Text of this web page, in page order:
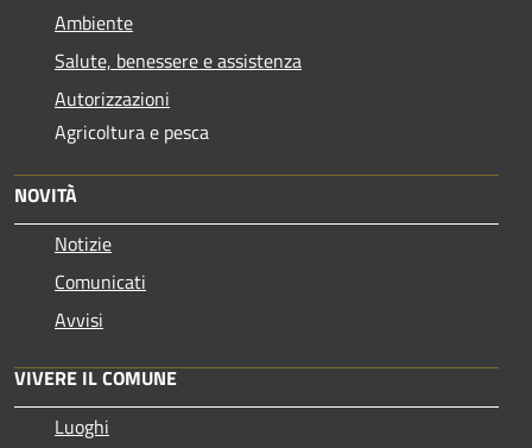
Ambiente
Salute, benessere e assistenza
Autorizzazioni
Agricoltura e pesca
NOVITÀ
Notizie
Comunicati
Avvisi
VIVERE IL COMUNE
Luoghi